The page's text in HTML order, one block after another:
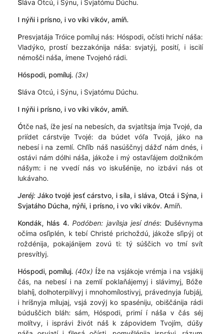
Sláva Otcú, i Sýnu, i Svjatómu Dúchu.
I nýňi i prísno, i vo víki vikóv, amíň.
Presvjatája Tróice pomíluj nás: Hóspodi, očísti hrichí náša:
Vladýko, prostí bezzakónija náša: svjatýj, posití, i iscilí
némošči náša, ímene Tvojehó rádi.
Hóspodi, pomíluj. (3x)
Sláva Otcú, i Sýnu, i Svjatómu Dúchu.
I nýňi i prísno, i vo víki vikóv, amíň.
Ótče naš, íže jesí na nebesích, da svjatítsja ímja Tvojé, da
priídet cárstvije Tvojé: da búdet vóľa Tvojá, jáko na
nebesí i na zemlí. Chľíb náš nasúščnyj dážď nám dnés, i
ostávi nám dólhi náša, jákože i mý ostavľájem dolžnikóm
nášym: i ne vvedí nás vo iskušénije, no izbávi nás ot
lukávaho.
Jeréj:Jáko tvojé jesť cárstvo, i síla, i sláva, Otcá i Sýna, i
Svjatáho Dúcha, nýňi, i prísno, i vo víki vikóv. Amíň.
Kondák, hlás 4. Podóben: javílsja jesí dnés: Dušévnyma
očíma osľiplén, k tebí Christé prichoždú, jákože sľipýj ot
roždénija, pokajánijem zovú ti: tý súščich vo tmí svít
presvítlyj.
Hóspodi, pomíluj. (40x) Íže na vsjákoje vrémja i na vsjákij
čás, na nebesí i na zemlí poklaňájemyj i slávimyj, Bóže
blahíj, dolhoterpilívyj i mnohomílostivyj, právednyja ľubjáj,
i hríšnyja mílujaj, vsjá zovýj ko spaséniju, obiščánija rádi
búduščich bláh: sám, Hóspodi, primí í náša v čás séj
molítvy, i isprávi živót náš k zápovidem Tvojím, dúšy